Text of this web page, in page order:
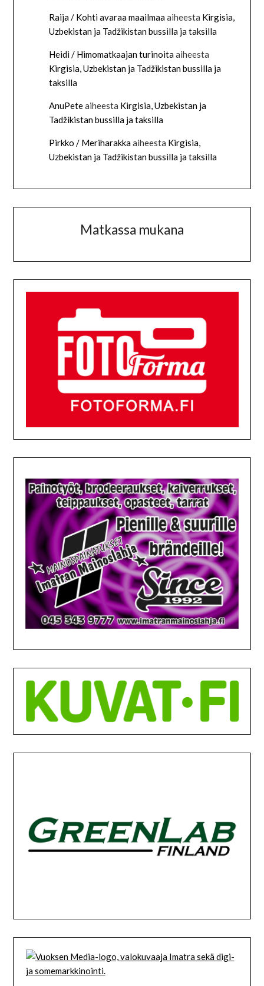
Raija / Kohti avaraa maailmaaaiheesta Kirgisia,
Uzbekistan ja Tadžikistan bussilla ja taksilla
Heidi / Himomatkaajan turinoitaaiheesta
Kirgisia, Uzbekistan ja Tadžikistan bussilla ja
taksilla
AnuPeteaiheesta Kirgisia, Uzbekistan ja
Tadžikistan bussilla ja taksilla
Pirkko / Meriharakkaaiheesta Kirgisia,
Uzbekistan ja Tadžikistan bussilla ja taksilla
Matkassa mukana